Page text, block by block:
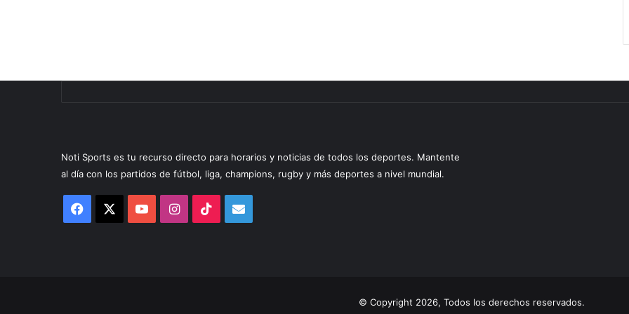
Noti Sports es tu recurso directo para horarios y noticias de todos los deportes. Mantente
al día con los partidos de fútbol, liga, champions, rugby y más deportes a nivel mundial.
Facebook YouTubeInstagram
TikTok
© Copyright 2026, Todos los derechos reservados.